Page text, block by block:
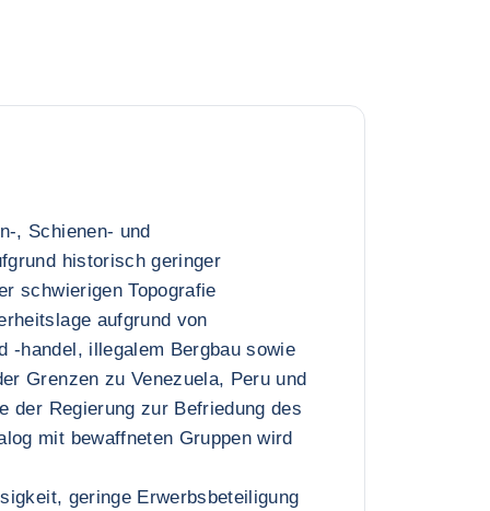
, Schienen- und
historisch geringer
schwierigen Topografie
aufgrund von
-handel, illegalem Bergbau sowie
Grenzen zu Venezuela, Peru und
der Regierung zur Befriedung des
mit bewaffneten Gruppen wird
geringe Erwerbsbeteiligung